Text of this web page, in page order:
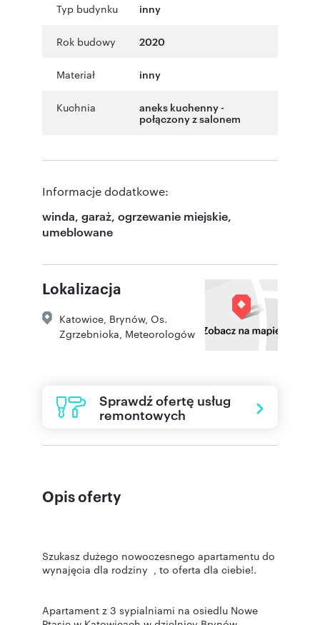
Typ budynku inny
Rok budowy 2020
Materiał inny
Kuchnia
aneks kuchenny -
połączony z salonem
Informacje dodatkowe:
winda, garaż, ogrzewanie miejskie,
umeblowane
Lokalizacja
Katowice Brynów, Os.
Zgrzebnioka Meteorologów
Sprawdź ofertę usług
remontowych
Opis oferty
Szukasz dużego nowoczesnego apartamentu do
wynajęcia dla rodziny , to oferta dla ciebie!.
Apartament z 3 sypialniami na osiedlu Nowe